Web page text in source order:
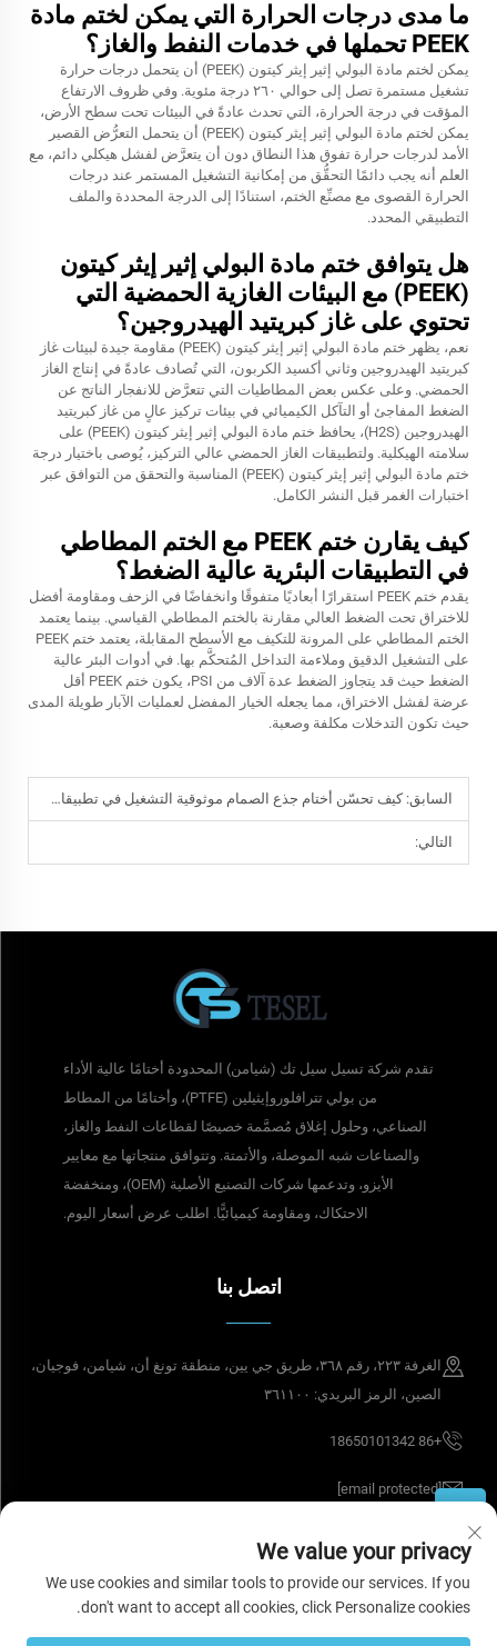
ما مدى درجات الحرارة التي يمكن لختم مادة
PEEK تحملها في خدمات النفط والغاز؟
يمكن لختم مادة البولي إثير إيثر كيتون (PEEK) أن يتحمل درجات حرارة
تشغيل مستمرة تصل إلى حوالي ٢٦٠ درجة مئوية. وفي ظروف الارتفاع
المؤقت في درجة الحرارة، التي تحدث عادةً في البيئات تحت سطح الأرض،
يمكن لختم مادة البولي إثير إيثر كيتون (PEEK) أن يتحمل التعرُّض القصير
الأمد لدرجات حرارة تفوق هذا النطاق دون أن يتعرَّض لفشل هيكلي دائم، مع
العلم أنه يجب دائمًا التحقُّق من إمكانية التشغيل المستمر عند درجات
الحرارة القصوى مع مصنِّع الختم، استنادًا إلى الدرجة المحددة والملف
التطبيقي المحدد.
هل يتوافق ختم مادة البولي إثير إيثر كيتون
(PEEK) مع البيئات الغازية الحمضية التي
تحتوي على غاز كبريتيد الهيدروجين؟
نعم، يظهر ختم مادة البولي إثير إيثر كيتون (PEEK) مقاومة جيدة لبيئات غاز
كبريتيد الهيدروجين وثاني أكسيد الكربون، التي تُصادف عادةً في إنتاج الغاز
الحمضي. وعلى عكس بعض المطاطيات التي تتعرَّض للانفجار الناتج عن
الضغط المفاجئ أو التآكل الكيميائي في بيئات تركيز عالٍ من غاز كبريتيد
الهيدروجين (H2S)، يحافظ ختم مادة البولي إثير إيثر كيتون (PEEK) على
سلامته الهيكلية. ولتطبيقات الغاز الحمضي عالي التركيز، يُوصى باختيار درجة
ختم مادة البولي إثير إيثر كيتون (PEEK) المناسبة والتحقق من التوافق عبر
اختبارات الغمر قبل النشر الكامل.
كيف يقارن ختم PEEK مع الختم المطاطي
في التطبيقات البئرية عالية الضغط؟
يقدم ختم PEEK استقرارًا أبعاديًا متفوقًا وانخفاضًا في الزحف ومقاومة أفضل
للاختراق تحت الضغط العالي مقارنة بالختم المطاطي القياسي. بينما يعتمد
الختم المطاطي على المرونة للتكيف مع الأسطح المقابلة، يعتمد ختم PEEK
على التشغيل الدقيق وملاءمة التداخل المُتحكَّم بها. في أدوات البئر عالية
الضغط حيث قد يتجاوز الضغط عدة آلاف من PSI، يكون ختم PEEK أقل
عرضة لفشل الاختراق، مما يجعله الخيار المفضل لعمليات الآبار طويلة المدى
حيث تكون التدخلات مكلفة وصعبة.
السابق:كيف تحسّن أختام جذع الصمام موثوقية التشغيل في تطبيقات النفط والغاز
التالي:
تقدم شركة تسيل سيل تك (شيامن) المحدودة أختامًا عالية الأداء
من بولي تترافلوروإيثيلين (PTFE)، وأختامًا من المطاط
الصناعي، وحلول إغلاق مُصمَّمة خصيصًا لقطاعات النفط والغاز،
والصناعات شبه الموصلة، والأتمتة. وتتوافق منتجاتها مع معايير
الأيزو، وتدعمها شركات التصنيع الأصلية (OEM)، ومنخفضة
الاحتكاك، ومقاومة كيميائيًّا. اطلب عرض أسعار اليوم.
اتصل بنا
الغرفة ٢٢٣، رقم ٣٦٨، طريق جي يين، منطقة تونغ أن، شيامن، فوجيان،
الصين، الرمز البريدي: ٣٦١١٠٠
+86 18650101342
[email protected]
حقوق الطبع والنشر © ٢٠٢٦ تيسل سيل تك (شيامن) المحدودة. جميع الحقوق
محفوظة.سياسة الخصوصية
We value your privacy
We use cookies and similar tools to provide our services. If you
don't want to accept all cookies, click Personalize cookies.